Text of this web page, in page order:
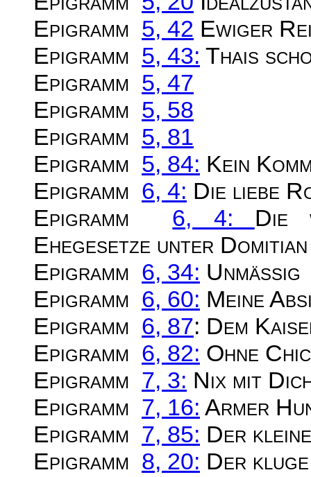
Epigramm 5, 42 Ewiger
Epigramm 5, 43: Thais
Epigramm 5, 47
Epigramm 5, 58
Epigramm 5, 81
Epigramm 5, 84: Kein
Epigramm 6, 4: Die liebe
Epigramm 6, 4: Die
Ehegesetze unter Domitian
Epigramm 6, 34: Unmäßig
Epigramm 6, 60: Meine
Epigramm 6, 87: Dem
Epigramm 6, 82: Ohne Chic
Epigramm 7, 3: Nix mit
Epigramm 7, 16: Armer
Epigramm 7, 85: Der
Epigramm 8, 20: Der kluge